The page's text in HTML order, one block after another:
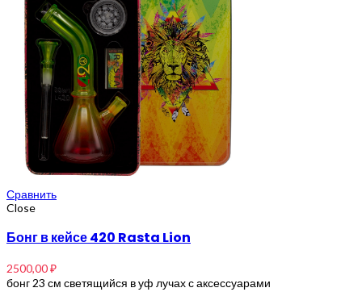
Сравнить
Close
Бонг в кейсе 420 Rasta Lion
2500,00₽
бонг 23 см светящийся в уф лучах с аксессуарами